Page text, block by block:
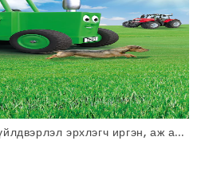
эрхлэгч иргэн, аж а...